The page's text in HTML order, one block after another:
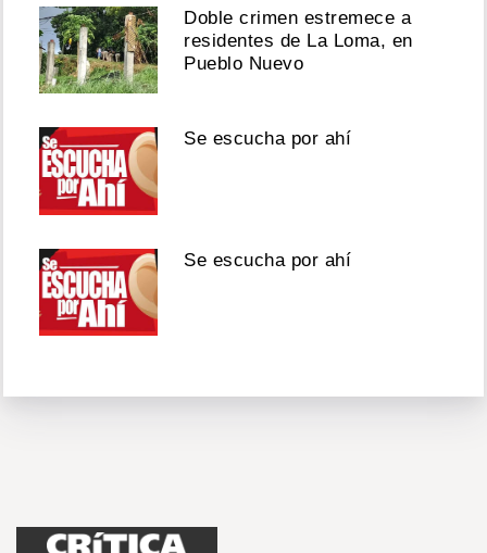
Doble crimen estremece a
residentes de La Loma, en
Pueblo Nuevo
Se escucha por ahí
Se escucha por ahí